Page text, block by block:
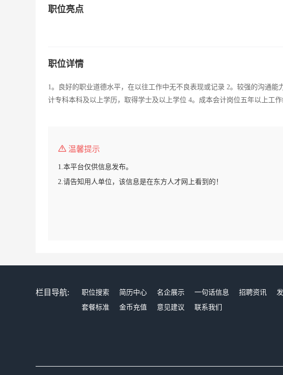
职位亮点
职位详情
1。良好的职业道德水平，在以往工作中无不良表现或记录 2。较强的沟通
计专科本科及以上学历，取得学士及以上学位 4。成本会计岗位五年以上工
温馨提示
1.本平台仅供信息发布。
2.请告知用人单位，该信息是在东方人才网上看到的！
栏目导航: 职位搜索 简历中心 名企展示 一句话信息 招聘资讯
套餐标准
金币充值 意见建议 联系我们